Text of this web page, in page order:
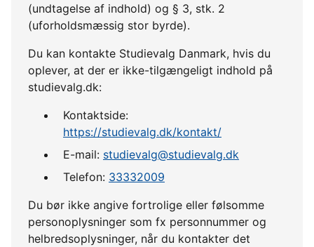
(undtagelse af indhold) og § 3, stk. 2
(uforholdsmæssig stor byrde).
Du kan kontakte Studievalg Danmark, hvis du
oplever, at der er ikke-tilgængeligt indhold på
studievalg.dk:
Kontaktside:
https://studievalg.dk/kontakt/
E-mail: studievalg@studievalg.dk
Telefon: 33332009
Du bør ikke angive fortrolige eller følsomme
personoplysninger som fx personnummer og
helbredsoplysninger, når du kontakter det